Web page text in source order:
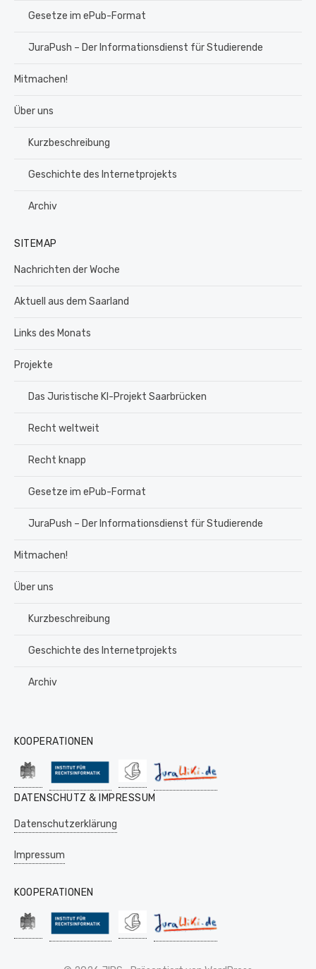
Gesetze im ePub-Format
JuraPush – Der Informationsdienst für Studierende
Mitmachen!
Über uns
Kurzbeschreibung
Geschichte des Internetprojekts
Archiv
SITEMAP
Nachrichten der Woche
Aktuell aus dem Saarland
Links des Monats
Projekte
Das Juristische KI-Projekt Saarbrücken
Recht weltweit
Recht knapp
Gesetze im ePub-Format
JuraPush – Der Informationsdienst für Studierende
Mitmachen!
Über uns
Kurzbeschreibung
Geschichte des Internetprojekts
Archiv
KOOPERATIONEN
DATENSCHUTZ & IMPRESSUM
Datenschutzerklärung
Impressum
KOOPERATIONEN